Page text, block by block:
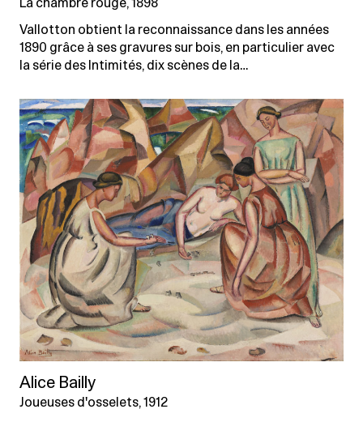
La chambre rouge, 1898
Vallotton obtient la reconnaissance dans les années
1890 grâce à ses gravures sur bois, en particulier avec
la série des Intimités, dix scènes de la…
Alice Bailly
Joueuses d'osselets, 1912